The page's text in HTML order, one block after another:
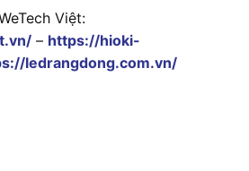
Việt:
– https://hioki-
ledrangdong.com.vn/